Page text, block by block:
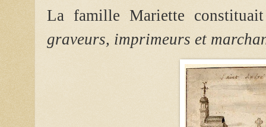
La famille Mariette
graveurs, imprimeurs et